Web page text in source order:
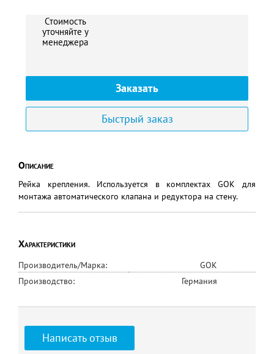
Стоимость
уточняйте у
менеджера
Заказать
Быстрый заказ
Описание
Рейка крепления. Используется в комплектах GOK для
монтажа автоматического клапана и редуктора на стену.
Характеристики
Производитель/Марка:
GOK
Производство:
Германия
Написать отзыв